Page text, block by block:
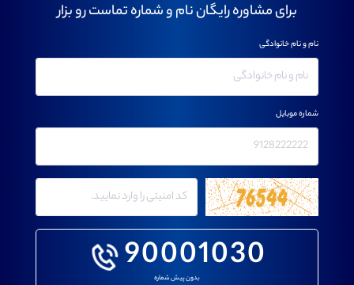
برای مشاوره رایگان نام و شماره تماست رو بزار
90001030
بدون پیش شماره
نام و نام خانوادگی
شماره موبایل